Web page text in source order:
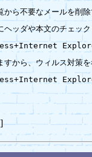
から不要なメールを削
ヘッダや本文のチェック
Explorerの
すから、ウィルス対策
Explorerと